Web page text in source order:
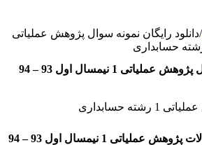
/دانلود رایگان نمونه سوال پژوهش عملیاتی
دانلود رایگان نمونه سوال پژوهش عملیاتی 1 نیمسال اول 93 – 94
رشته حسابداری
دانلود رایگان نمونه سوالات پژوهش عملیاتی 1 نیمسال اول 93 – 94